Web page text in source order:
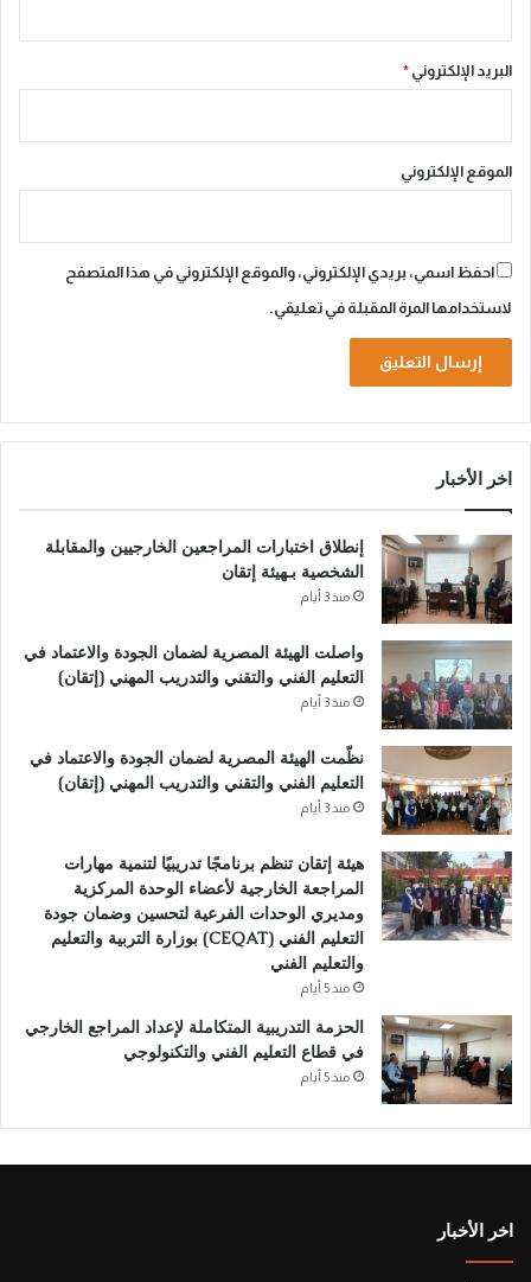
البريد الإلكتروني *
الموقع الإلكتروني
احفظ اسمي، بريدي الإلكتروني، والموقع الإلكتروني في هذا المتصفح
لاستخدامها المرة المقبلة في تعليقي.
t
r
n
a
i
v
e
:
اخر الأخبار
إنطلاق اختبارات المراجعين الخارجيين والمقابلة
الشخصية بـهيئة إتقان
منذ 3 أيام
واصلت الهيئة المصرية لضمان الجودة والاعتماد في
التعليم الفني والتقني والتدريب المهني (إتقان)
منذ 3 أيام
نظّمت الهيئة المصرية لضمان الجودة والاعتماد في
التعليم الفني والتقني والتدريب المهني (إتقان)
منذ 3 أيام
هيئة إتقان تنظم برنامجًا تدريبيًا لتنمية مهارات
المراجعة الخارجية لأعضاء الوحدة المركزية
ومديري الوحدات الفرعية لتحسين وضمان جودة
التعليم الفني (CEQAT) بوزارة التربية والتعليم
والتعليم الفني
منذ 5 أيام
الحزمة التدريبية المتكاملة لإعداد المراجع الخارجي
في قطاع التعليم الفني والتكنولوجي
منذ 5 أيام
اخر الأخبار